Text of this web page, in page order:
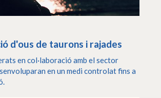
d'ous de taurons i rajades
en col·laboració amb el sector
en un medi controlat fins a